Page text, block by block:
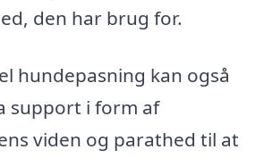
den har brug for.
hundepasning kan også
support i form af
viden og parathed til at